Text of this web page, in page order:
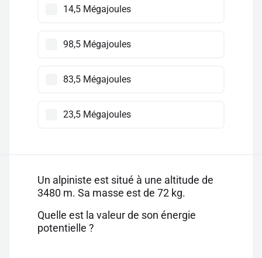
14,5 Mégajoules
98,5 Mégajoules
83,5 Mégajoules
23,5 Mégajoules
Un alpiniste est situé à une altitude de
3480 m. Sa masse est de 72 kg.
Quelle est la valeur de son énergie
potentielle ?